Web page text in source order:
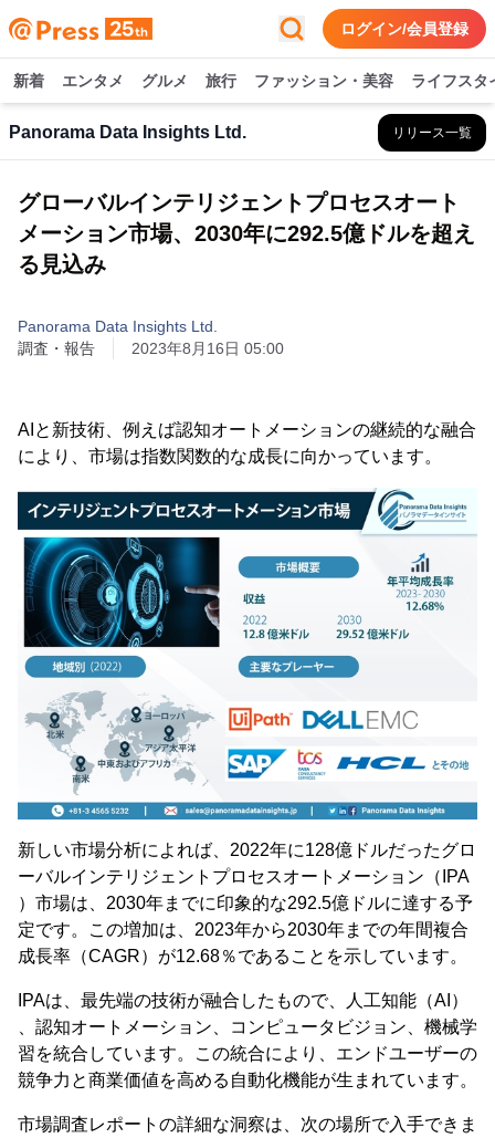
ログイン/会員登録
新着 エンタメ グルメ 旅行 ファッション・美容 ライフスタ
Panorama Data Insights Ltd. リリース一覧
グローバルインテリジェントプロセスオート
メーション市場、2030年に292.5億ドルを超え
る見込み
Panorama Data Insights Ltd.
調査・報告
2023年8月16日 05:00
AIと新技術、例えば認知オートメーションの継続的な融合
により、市場は指数関数的な成長に向かっています。
新しい市場分析によれば、2022年に128億ドルだったグロ
ーバルインテリジェントプロセスオートメーション（IPA
）市場は、2030年までに印象的な292.5億ドルに達する予
定です。この増加は、2023年から2030年までの年間複合
成長率（CAGR）が12.68％であることを示しています。
IPAは、最先端の技術が融合したもので、人工知能（AI）
、認知オートメーション、コンピュータビジョン、機械学
習を統合しています。この統合により、エンドユーザーの
競争力と商業価値を高める自動化機能が生まれています。
市場調査レポートの詳細な洞察は、次の場所で入手できま